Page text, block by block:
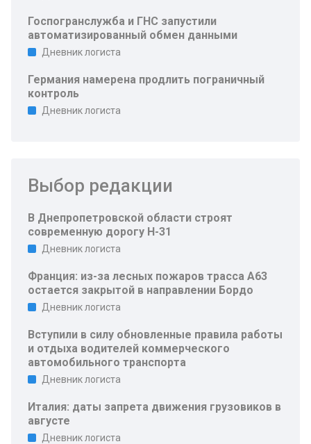
Госпогранслужба и ГНС запустили
автоматизированный обмен данными
Дневник логиста
Германия намерена продлить пограничный
контроль
Дневник логиста
Выбор редакции
В Днепропетровской области строят
современную дорогу Н-31
Дневник логиста
Франция: из-за лесных пожаров трасса A63
остается закрытой в направлении Бордо
Дневник логиста
Вступили в силу обновленные правила работы
и отдыха водителей коммерческого
автомобильного транспорта
Дневник логиста
Италия: даты запрета движения грузовиков в
августе
Дневник логиста